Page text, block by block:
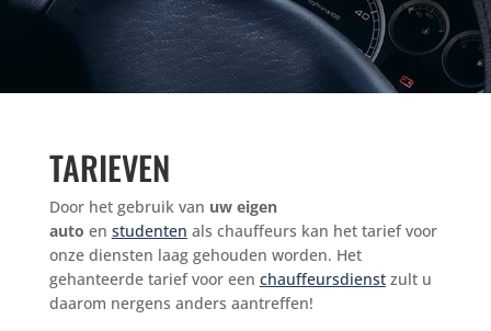
TARIEVEN
Door het gebruik van uw eigen
auto en studenten als chauffeurs kan het tarief voor
onze diensten laag gehouden worden. Het
gehanteerde tarief voor een chauffeursdienst zult u
daarom nergens anders aantreffen!